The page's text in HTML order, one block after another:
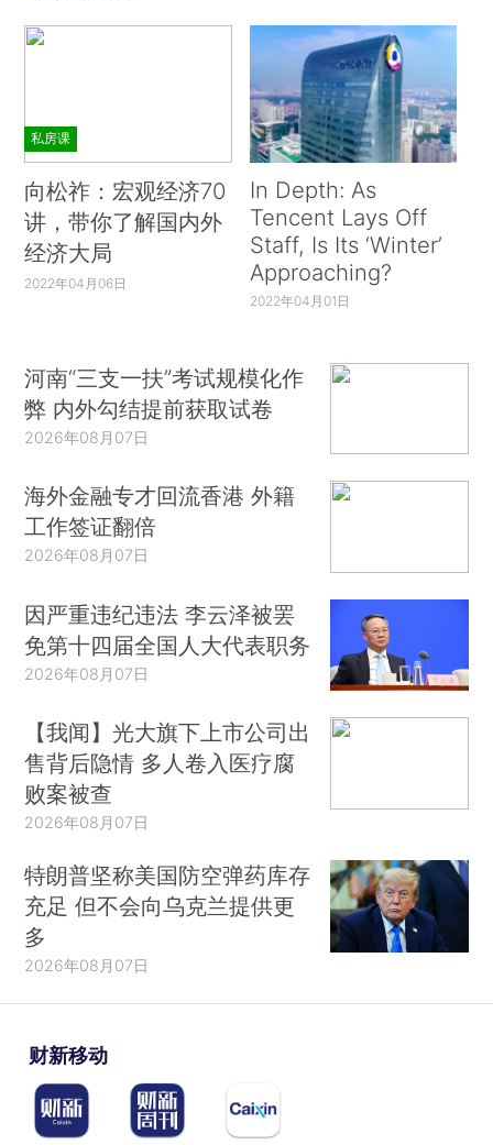
私房课
向松祚：宏观经济70
讲，带你了解国内外
经济大局
2022年04月06日
In Depth: As
Tencent Lays Off
Staff, Is Its ‘Winter’
Approaching?
2022年04月01日
河南“三支一扶”考试规模化作
弊 内外勾结提前获取试卷
2026年08月07日
海外金融专才回流香港 外籍
工作签证翻倍
2026年08月07日
因严重违纪违法 李云泽被罢
免第十四届全国人大代表职务
2026年08月07日
【我闻】光大旗下上市公司出
售背后隐情 多人卷入医疗腐
败案被查
2026年08月07日
特朗普坚称美国防空弹药库存
充足 但不会向乌克兰提供更
多
2026年08月07日
财新移动